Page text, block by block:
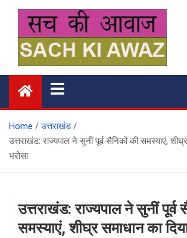
content
सच की आवाज
Home
उत्तराखंड
उत्तराखंड: राज्यपाल ने सुनीं पूर्व सैनिकों की समस्याएं,
भरोसा
उत्तराखंड: राज्यपाल ने सुनीं पूर्व
समस्याएं, शीघ्र समाधान का